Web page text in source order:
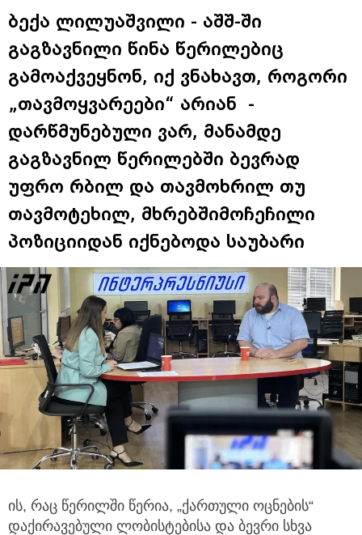
ბექა ლილუაშვილი - აშშ-ში
გაგზავნილი წინა წერილებიც
გამოაქვეყნონ, იქ ვნახავთ, როგორი
„თავმოყვარეები“ არიან -
დარწმუნებული ვარ, მანამდე
გაგზავნილ წერილებში ბევრად
უფრო რბილ და თავმოხრილ თუ
თავმოტეხილ, მხრებშიმოჩეჩილი
პოზიციიდან იქნებოდა საუბარი
ის, რაც წერილში წერია, „ქართული ოცნების“
დაქირავებული ლობისტებისა და ბევრი სხვა